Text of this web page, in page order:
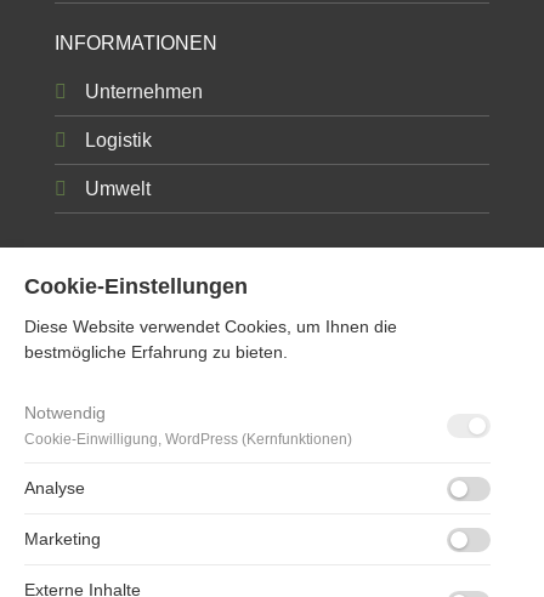
INFORMATIONEN
Unternehmen
Logistik
Umwelt
KONTAKT IMPRESSUM DATENSCHUTZ
Cookie-Einstellungen
Diese Website verwendet Cookies, um Ihnen die
bestmögliche Erfahrung zu bieten.
Notwendig
Cookie-Einwilligung, WordPress (Kernfunktionen)
Analyse
Marketing
Externe Inhalte